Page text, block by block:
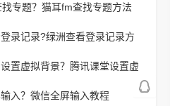
专题？猫耳fm查找专题方法
录记录?绿洲查看登录记录方
置虚拟背景？腾讯课堂设置虚
入？微信全屏输入教程